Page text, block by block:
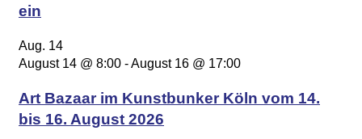
ein
Aug. 14
August 14 @ 8:00 -August 16 @ 17:00
Art Bazaar im Kunstbunker Köln vom 14.
bis 16. August 2026